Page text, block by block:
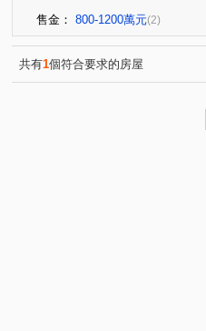
售金： 800-1200萬元(2)
共有1個符合要求的房屋